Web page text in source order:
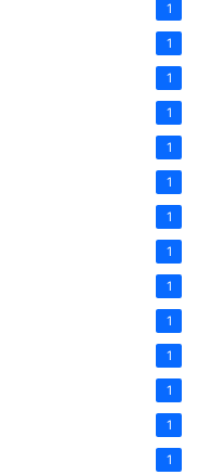
1
1
1
1
1
1
1
1
1
1
1
1
1
1